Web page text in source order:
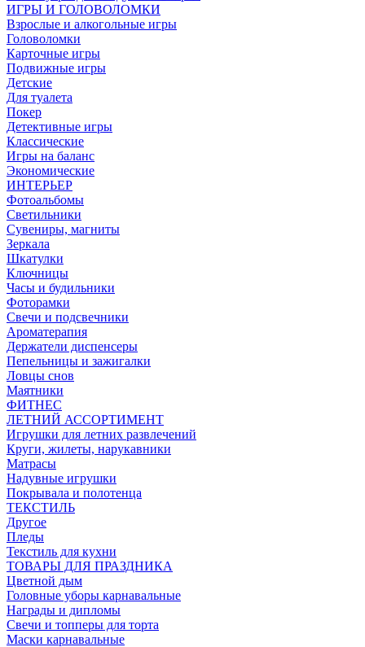
ИГРЫ И ГОЛОВОЛОМКИ
Взрослые и алкогольные игры
Головоломки
Карточные игры
Подвижные игры
Детские
Для туалета
Покер
Детективные игры
Классические
Игры на баланс
Экономические
ИНТЕРЬЕР
Фотоальбомы
Светильники
Сувениры, магниты
Зеркала
Шкатулки
Ключницы
Часы и будильники
Фоторамки
Свечи и подсвечники
Ароматерапия
Держатели диспенсеры
Пепельницы и зажигалки
Ловцы снов
Маятники
ФИТНЕС
ЛЕТНИЙ АССОРТИМЕНТ
Игрушки для летних развлечений
Круги, жилеты, нарукавники
Матрасы
Надувные игрушки
Покрывала и полотенца
ТЕКСТИЛЬ
Другое
Пледы
Текстиль для кухни
ТОВАРЫ ДЛЯ ПРАЗДНИКА
Цветной дым
Головные уборы карнавальные
Награды и дипломы
Свечи и топперы для торта
Маски карнавальные